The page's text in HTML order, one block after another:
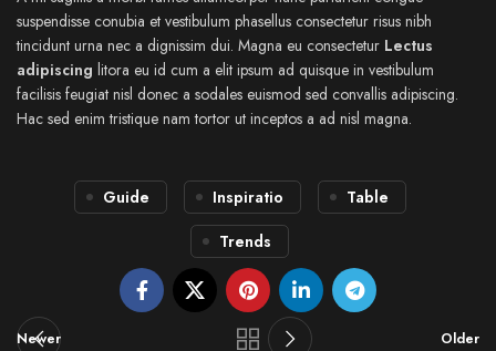
suspendisse conubia et vestibulum phasellus consectetur risus nibh
tincidunt urna nec a dignissim dui. Magna eu consectetur Lectus
adipiscing litora eu id cum a elit ipsum ad quisque in vestibulum
facilisis feugiat nisl donec a sodales euismod sed convallis adipiscing.
Hac sed enim tristique nam tortor ut inceptos a ad nisl magna.
Guide Inspiratio
Table
Trends
Newer Older